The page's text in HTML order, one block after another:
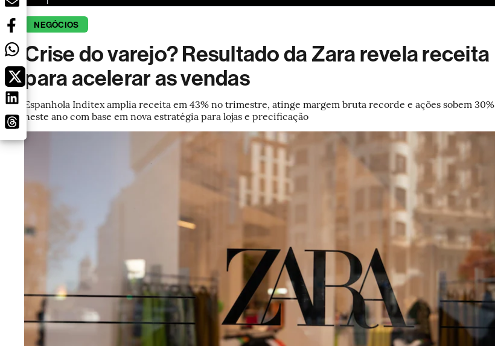
NEGÓCIOS
Crise do varejo? Resultado da Zara revela receita
para acelerar as vendas
Espanhola Inditex amplia receita em 43% no trimestre, atinge margem bruta recorde e ações sobem 30%
neste ano com base em nova estratégia para lojas e precificação